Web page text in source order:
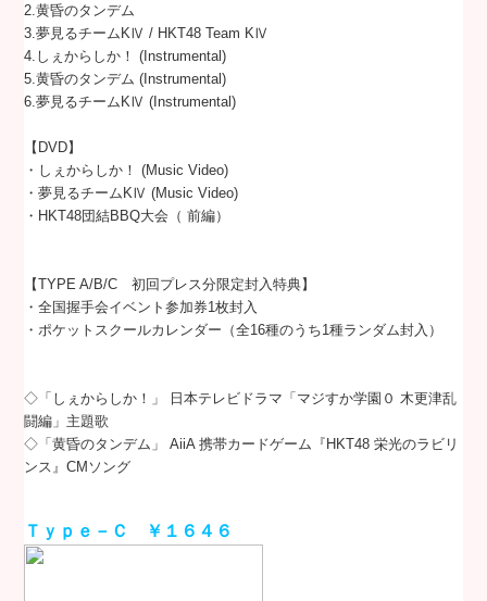
2.黄昏のタンデム
3.夢見るチームKⅣ / HKT48 Team KⅣ
4.しぇからしか！ (Instrumental)
5.黄昏のタンデム (Instrumental)
6.夢見るチームKⅣ (Instrumental)
【DVD】
・しぇからしか！ (Music Video)
・夢見るチームKⅣ (Music Video)
・HKT48団結BBQ大会（ 前編）
【TYPE A/B/C 初回プレス分限定封入特典】
・全国握手会イベント参加券1枚封入
・ポケットスクールカレンダー（全16種のうち1種ランダム封入）
◇「しぇからしか！」 日本テレビドラマ「マジすか学園０ 木更津乱
闘編」主題歌
◇「黄昏のタンデム」 AiiA 携帯カードゲーム『HKT48 栄光のラビリ
ンス』CMソング
Ｔｙｐｅ－Ｃ ￥１６４６